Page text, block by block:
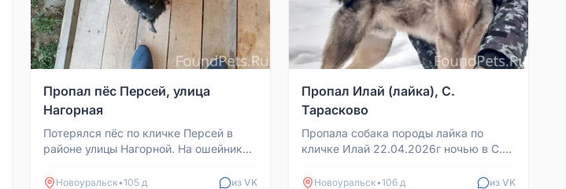
Пропал пёс Персей, улица
Нагорная
Потерялся пёс по кличке Персей в
районе улицы Нагорной. На ошейнике
Если найдёте, зв...
Новоуральск•105 д из VK
Пропал Илай (лайка), С.
Тарасково
Пропала собака породы лайка по
кличке Илай 22.04.2026г ночью в С.
89222297299
Новоуральск•106 д из VK